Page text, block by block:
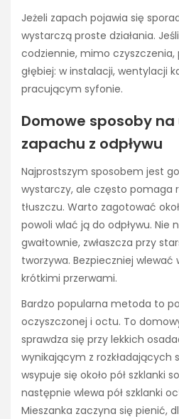
Jeżeli zapach pojawia się
wystarczą proste działania.
codziennie, mimo
głębiej: w instalacji, wentylacji
pracującym syfonie.
Domowe sposoby na
zapachu z odpływu
Najprostszym sposobem jest
wystarczy, ale często pomaga
tłuszczu. Warto zagotować
powoli wlać ją do odpływu. Nie
gwałtownie, zwłaszcza przy
tworzywa. Bezpieczniej wlewać
krótkimi przerwami.
Bardzo popularna metoda to
oczyszczonej i octu. To
sprawdza się przy lekkich
wynikającym z rozkładających
wsypuje się około pół szklanki
następnie wlewa pół szklanki
Mieszanka zaczyna się pienić,